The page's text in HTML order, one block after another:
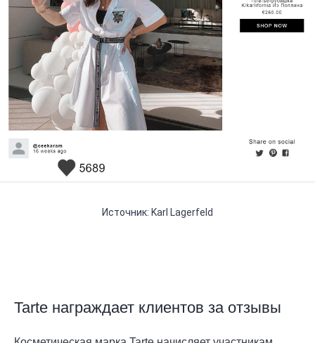
Источник: Karl Lagerfeld
Tarte награждает клиентов за отзывы